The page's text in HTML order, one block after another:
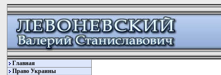
Главная
Право Украины